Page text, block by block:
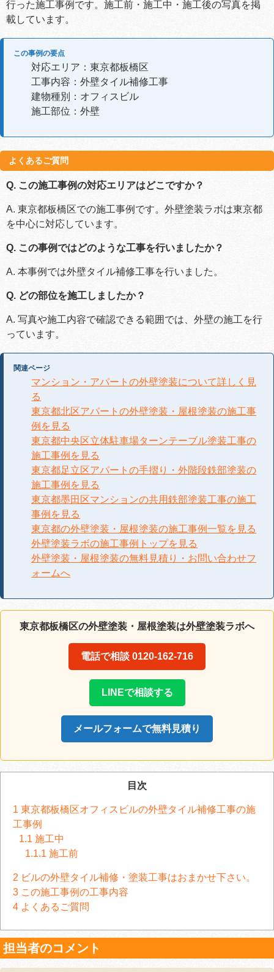
行った施工事例です。施工前・施工中・施工後の写真を掲
載しています。
この事例の要点
対応エリア：東京都板橋区
工事内容：外壁タイル補修工事
建物種別：オフィスビル
施工部位：外壁
よくあるご質問
Q. この施工事例の対応エリアはどこですか？
A. 東京都板橋区での施工事例です。外壁塗装ラボは東京都
を中心に対応しています。
Q. この事例ではどのような工事を行いましたか？
A. 本事例では外壁タイル補修工事を行いました。
Q. どの部位を施工しましたか？
A. 写真や施工内容で確認できる範囲では、外壁の施工を行
っています。
関連ページ
マンション・アパートの外壁塗装について詳しく見
る
東京都北区アパートの外壁塗装・屋根塗装の施工事
例を見る
東京都中央区立体駐車場ターンテーブル塗装工事の
施工事例を見る
東京都足立区アパートの手摺り・外階段鉄部塗装の
施工事例を見る
東京都墨田区マンションの共用鉄部塗装工事の施工
事例を見る
東京都の外壁塗装・屋根塗装の施工事例一覧を見る
外壁塗装ラボの施工事例トップを見る
外壁塗装・屋根塗装の無料見積り・お問い合わせフ
ォームへ
東京都板橋区の外壁塗装・屋根塗装は外壁塗装ラボへ
電話で相談 0120-162-716
LINEで相談する
メールフォームで無料見積り
目次
1 東京都板橋区オフィスビルの外壁タイル補修工事の施
工事例
1.1 施工中
1.1.1 施工前
2 ビルの外壁タイル補修・塗装工事はおまかせ下さい。
3 この施工事例の工事内容
4 よくあるご質問
担当者のコメント